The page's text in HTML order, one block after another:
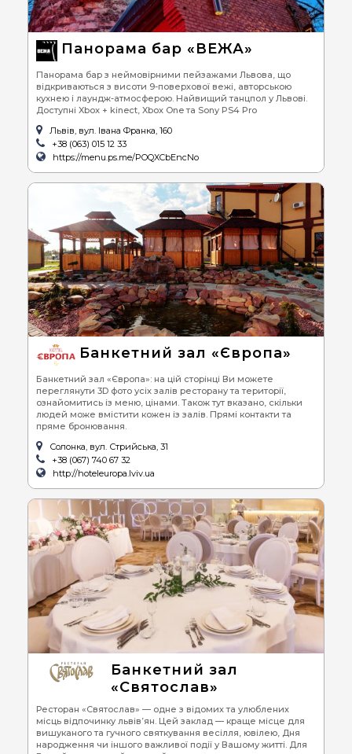
Панорама бар «ВЕЖА»
Панорама бар з неймовірними пейзажами Львова, що
відкриваються з висоти 9-поверхової вежі, авторською
кухнею і лаундж-атмосферою. Найвищий танцпол у Львові.
Доступні Xbox + kinect, Xbox One та Sony PS4 Pro
Львів, вул. Івана Франка, 160
+38 (063) 015 12 33
https://menu.ps.me/POQXCbEncNo
Банкетний зал «Європа»
Банкетний зал «Європа»: на цій сторінці Ви можете
переглянути 3D фото усіх залів ресторану та території,
ознайомитись із меню, цінами. Також тут вказано, скільки
людей може вмістити кожен із залів. Прямі контакти та
пряме бронювання.
Солонка, вул. Стрийська, 31
+38 (067) 740 67 32
http://hoteleuropa.lviv.ua
Банкетний зал
«Святослав»
Ресторан «Святослав» — одне з відомих та улюблених
місць відпочинку львів’ян. Цей заклад — краще місце для
вишуканого та гучного святкування весілля, ювілею, Дня
народження чи іншого важливої події у Вашому житті. Для